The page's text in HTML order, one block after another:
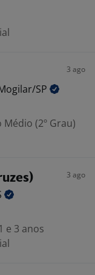
3 ago
SP
Médio (2º Grau)
3 ago
e 3 anos